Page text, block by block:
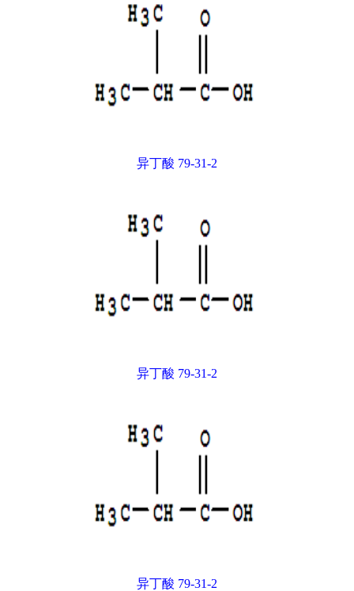
异丁酸 79-31-2
异丁酸 79-31-2
异丁酸 79-31-2